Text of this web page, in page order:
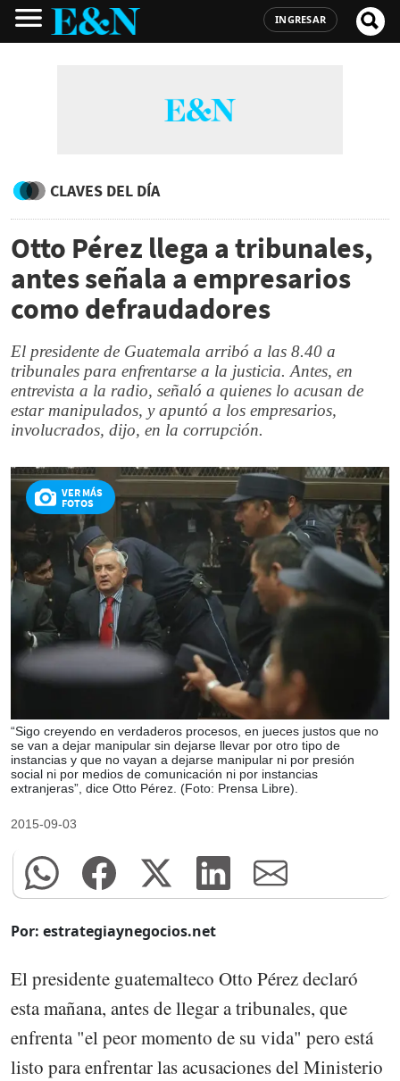
INGRESAR
CLAVES DEL DÍA
Otto Pérez llega a tribunales,
antes señala a empresarios
como defraudadores
El presidente de Guatemala arribó a las 8.40 a
tribunales para enfrentarse a la justicia. Antes, en
entrevista a la radio, señaló a quienes lo acusan de
estar manipulados, y apuntó a los empresarios,
involucrados, dijo, en la corrupción.
VER MÁS
FOTOS
“Sigo creyendo en verdaderos procesos, en jueces justos que no
se van a dejar manipular sin dejarse llevar por otro tipo de
instancias y que no vayan a dejarse manipular ni por presión
social ni por medios de comunicación ni por instancias
extranjeras”, dice Otto Pérez. (Foto: Prensa Libre).
2015-09-03
Por: estrategiaynegocios.net
El presidente guatemalteco Otto Pérez declaró
esta mañana, antes de llegar a tribunales, que
enfrenta "el peor momento de su vida" pero está
listo para enfrentar las acusaciones del Ministerio